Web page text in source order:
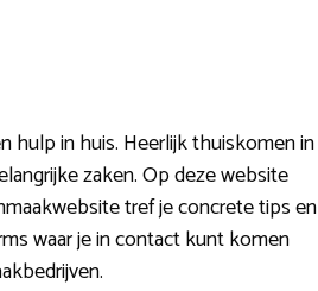
hulp in huis. Heerlijk thuiskomen in
zaken. Op deze website
tref je concrete tips en
waar je in contact kunt komen